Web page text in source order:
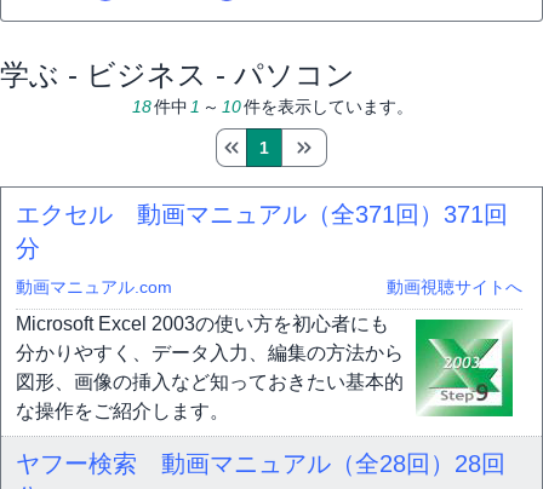
学ぶ - ビジネス - パソコン
18件中 1 ～ 10件を表示しています。
1
エクセル 動画マニュアル（全371回） 371回
分
動画マニュアル.com 動画視聴サイトへ
Microsoft Excel 2003の使い方を初心者にも
分かりやすく、データ入力、編集の方法から
図形、画像の挿入など知っておきたい基本的
な操作をご紹介します。
ヤフー検索 動画マニュアル（全28回） 28回